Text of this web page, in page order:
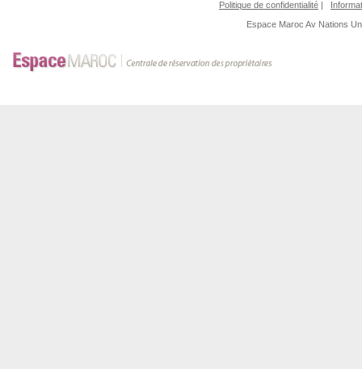
Politique de confidentialité |
Espace Maroc Av Nations